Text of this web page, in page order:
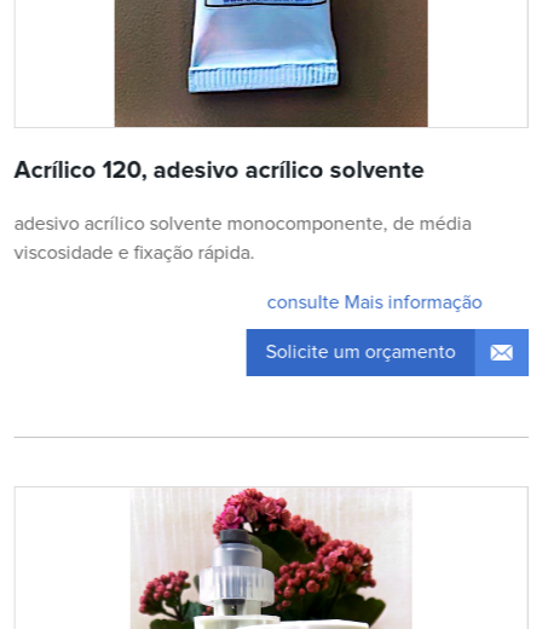
Acrílico 120, adesivo acrílico solvente
adesivo acrílico solvente monocomponente, de média
viscosidade e fixação rápida.
consulte Mais informação
Solicite um orçamento